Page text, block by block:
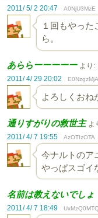
2011/ 5/ 2 20:47
A0NjU3MzE
１回もやっ
ら。
あららーーーーー より:
2011/ 4/ 29 20:02
E0NzgzMjA
よろしくおね
通りすがりの救世主 よ
2011/ 4/ 7 19:55
AzOTIzOTA
今ナルトのア
やっぱスゴイ
名前は教えないでしょ
2011/ 4/ 7 18:49